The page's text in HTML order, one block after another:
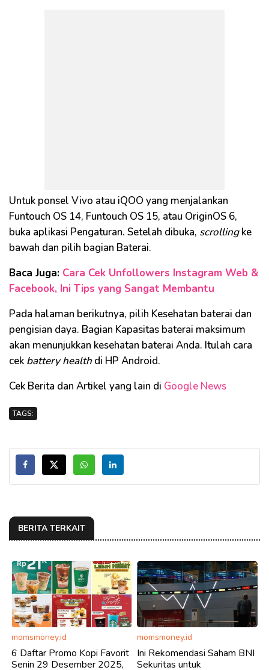
Untuk ponsel Vivo atau iQOO yang menjalankan
Funtouch OS 14, Funtouch OS 15, atau OriginOS 6,
buka aplikasi Pengaturan. Setelah dibuka, scrollingke
bawah dan pilih bagian Baterai.
Baca Juga: Cara Cek Unfollowers Instagram Web &
Facebook, Ini Tips yang Sangat Membantu
Pada halaman berikutnya, pilih Kesehatan baterai dan
pengisian daya. Bagian Kapasitas baterai maksimum
akan menunjukkan kesehatan baterai Anda. Itulah cara
cek battery health di HP Android.
Cek Berita dan Artikel yang lain di Google News
TAGS:
BERITA TERKAIT
momsmoney.id
6 Daftar Promo Kopi Favorit
Senin 29 Desember 2025,
momsmoney.id
Ini Rekomendasi Saham BNI
Sekuritas untuk